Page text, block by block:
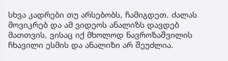
სხვა კადრები თუ არსებობს, ჩამიგდეთ. ძალას
მოვიკრებ და ამ ვიდეოს ანალიზს დავდებ
მათთვის, ვისაც იქ მხოლოდ ნავროზაშვილის
ჩხავილი ესმის და ანალიზი არ შეუძლია.